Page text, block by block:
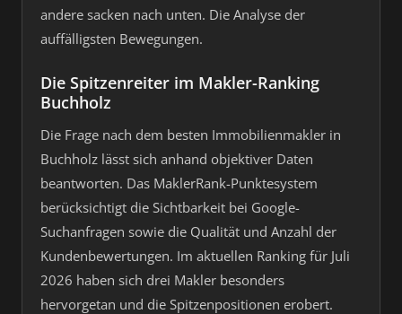
andere sacken nach unten. Die Analyse der
auffälligsten Bewegungen.
Die Spitzenreiter im Makler-Ranking
Buchholz
Die Frage nach dem besten Immobilienmakler in
Buchholz lässt sich anhand objektiver Daten
beantworten. Das MaklerRank-Punktesystem
berücksichtigt die Sichtbarkeit bei Google-
Suchanfragen sowie die Qualität und Anzahl der
Kundenbewertungen. Im aktuellen Ranking für Juli
2026 haben sich drei Makler besonders
hervorgetan und die Spitzenpositionen erobert.